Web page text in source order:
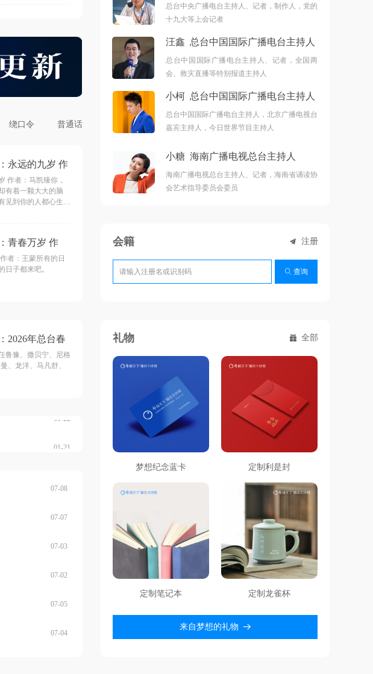
绕口令 普通话
07-08
07-07
07-03
07-02
07-05
07-04
永远的九岁 作
臻
作者：马凯臻你，
有着一颗大大的脑
见到你的人都心生怜
青春万岁 作
者：王蒙所有的日
日子都来吧。
2026年总台春
会（主节点）
鲁豫、撒贝宁、尼格
、龙洋、马凡舒、
总台中央广播电台主持人、记者，制作人，党的
十九大等上会记者
汪鑫 总台中国国际广播电台主持人
总台中国国际广播电台主持人、记者，全国两
会、救灾直播等特别报道主持人
小柯 总台中国国际广播电台主持人
总台中国国际广播电台主持人，北京广播电视台
嘉宾主持人，今日世界节目主持人
小糖 海南广播电视总台主持人
海南广播电视总台主持人、记者，海南省诵读协
会艺术指导委员会委员
会籍 끔 注册
ꄠ 查询
礼物 끣 全部
梦想纪念蓝卡 定制利是封
定制笔记本 定制龙雀杯
来自梦想的礼物 뀠